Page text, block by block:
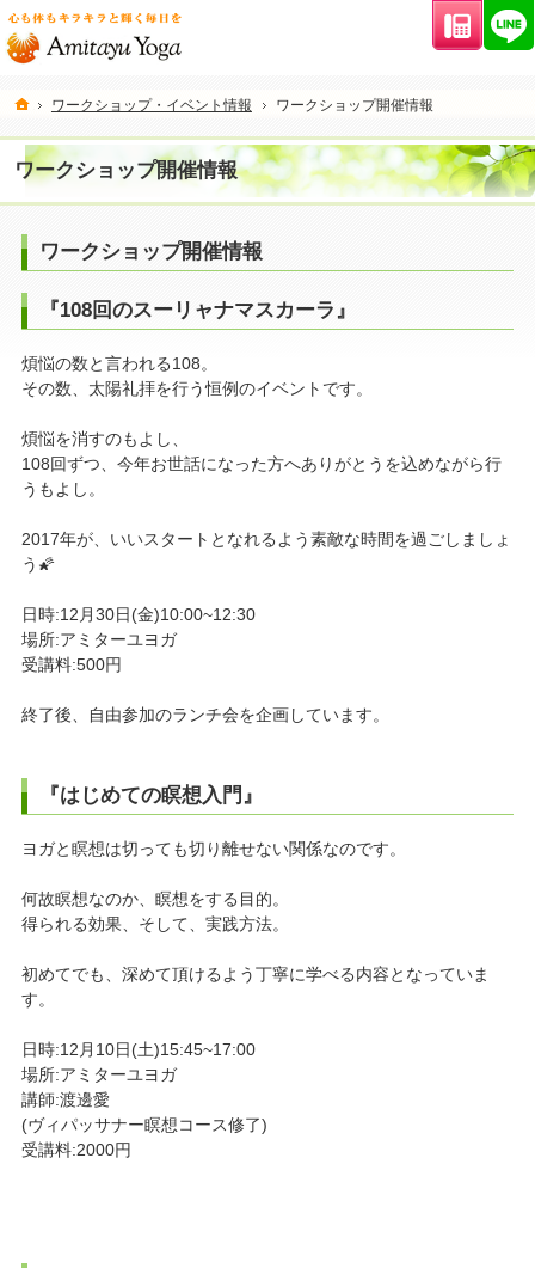
ワークショップ開催情報
ワークショップ開催情報
『108回のスーリャナマスカーラ』
煩悩の数と言われる108。
その数、太陽礼拝を行う恒例のイベントです。
煩悩を消すのもよし、
108回ずつ、今年お世話になった方へありがとうを込めながら行
うもよし。
2017年が、いいスタートとなれるよう素敵な時間を過ごしましょ
う🌠
日時:12月30日(金)10:00~12:30
場所:アミターユヨガ
受講料:500円
終了後、自由参加のランチ会を企画しています。
『はじめての瞑想入門』
ヨガと瞑想は切っても切り離せない関係なのです。
何故瞑想なのか、瞑想をする目的。
得られる効果、そして、実践方法。
初めてでも、深めて頂けるよう丁寧に学べる内容となっていま
す。
日時:12月10日(土)15:45~17:00
場所:アミターユヨガ
講師:渡邊愛
(ヴィパッサナー瞑想コース修了)
受講料:2000円
連絡先
ホーム
ワークショップ・イベント情報 ワークショップ開催情報